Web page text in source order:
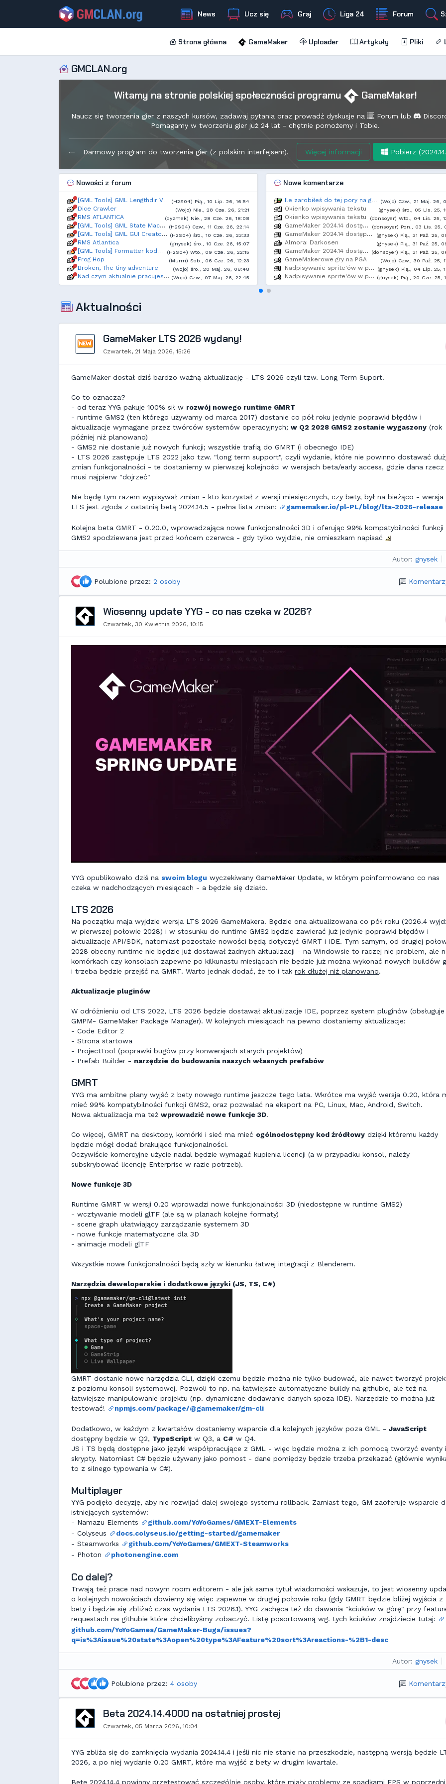
News Ucz się Graj Liga 24 Forum
Strona główna GameMaker Uploader Artykuły Pliki
GMCLAN.org
Witamy na stronie polskiej społeczności programu GameMaker!
Naucz się tworzenia gier z naszych kursów, zadawaj pytania oraz prowadź dyskusje na Forum lub
Pomagamy w tworzeniu gier już 24 lat - chętnie pomożemy i Tobie.
Darmowy program do tworzenia gier (z polskim interfejsem). Więcej informacji Pobierz
Nowości z forum
[GML Tools] GML Lengthdir Visualizer, open source (H2S04) Pią., 10 Lip. 26, 16:54
Dice Crawler (Wojo) Nie., 28 Cze. 26, 21:21
RMS ATLANTICA (dyzmek) Nie., 28 Cze. 26, 18:08
[GML Tools] GML State Machine [open source] (H2S04) Czw., 11 Cze. 26, 22:14
[GML Tools] GML GUI Creator, open source (H2S04) śro., 10 Cze. 26, 23:33
RMS Atlantica (gnysek) śro., 10 Cze. 26, 15:07
[GML Tools] Formatter kodu GML - styl Allman, open source (H2S04) Wto., 09 Cze. 26, 22:15
Frog Hop (Murrri) Sob., 06 Cze. 26, 12:23
Broken, The tiny adventure (Wojo) śro., 20 Maj. 26, 08:48
Nad czym aktualnie pracujesz? (Wojo) Czw., 07 Maj. 26, 22:45
Nowe komentarze
Ile zarobiłeś do tej pory na grach stworzonych w GM? (Wojo) Czw., 21 Maj. 26,
Okienko wpisywania tekstu (gnysek) śro., 05 Lis. 25,
Okienko wpisywania tekstu (donsoyer) Wto., 04 Lis. 25,
GameMaker 2024.14 dostępny! (donsoyer) Pon., 03 Lis. 25,
GameMaker 2024.14 dostępny! (gnysek) Pią., 31 Paź. 25,
Almora: Darkosen (gnysek) Pią., 31 Paź. 25,
GameMaker 2024.14 dostępny! (donsoyer) Pią., 31 Paź. 25,
GameMakerowe gry na PGA (Wojo) Czw., 30 Paź. 25,
Nadpisywanie sprite'ów w piątej becie 2024.14 (gnysek) Pią., 04 Lip. 25,
Nadpisywanie sprite'ów w piątej becie 2024.14 (gnysek) Pią., 20 Cze. 25,
Aktualności
GameMaker LTS 2026 wydany!
Czwartek, 21 Maja 2026, 15:26
GameMaker dostał dziś bardzo ważną aktualizację - LTS 2026 czyli tzw. Long Term Suport.
Co to oznacza?
- od teraz YYG pakuje 100% sił w rozwój nowego runtime GMRT
- runtime GMS2 (ten którego używamy od marca 2017) dostanie co pół roku jedynie poprawki błędów i
aktualizacje wymagane przez twórców systemów operacyjnych; w Q2 2028 GMS2 zostanie wygaszony (rok
później niż planowano)
- GMS2 nie dostanie już nowych funkcji; wszystkie trafią do GMRT (i obecnego IDE)
- LTS 2026 zastępuje LTS 2022 jako tzw. "long term support", czyli wydanie, które nie powinno dostawać
zmian funkcjonalności - te dostaniemy w pierwszej kolejności w wersjach beta/early access, gdzie dana rzecz
musi najpierw "dojrzeć"
Nie będę tym razem wypisywał zmian - kto korzystał z wersji miesięcznych, czy bety, był na bieżąco - wersja
LTS jest zgoda z ostatnią betą 2024.14.5 - pełna lista zmian:
gamemaker.io/pl-PL/blog/lts-2026-release
Kolejna beta GMRT - 0.20.0, wprowadzająca nowe funkcjonalności 3D i oferując 99% kompatybilności funkcji
GMS2 spodziewana jest przed końcem czerwca - gdy tylko wyjdzie, nie omieszkam napisać
Autor: gnysek
Polubione przez: 2 osoby
Wiosenny update YYG - co nas czeka w 2026?
Czwartek, 30 Kwietnia 2026, 10:15
YYG opublikowało dziś na swoim blogu wyczekiwany GameMaker Update, w którym poinformowano co nas
czeka w nadchodzących miesiącach - a będzie się działo.
LTS 2026
Na początku maja wyjdzie wersja LTS 2026 GameMakera. Będzie ona aktualizowana co pół roku (2026.4
w pierwszej połowie 2028) i w stosunku do runtime GMS2 będzie zawierać już jedynie poprawki błędów i
aktualizacje API/SDK, natomiast pozostałe nowości będą dotyczyć GMRT i IDE. Tym samym, od drugiej
2028 obecny runtime nie będzie już dostawał żadnych aktualizacji - na Windowsie to raczej nie problem, ale
komórkach czy konsolach zapewne po kilkunastu miesiącach nie będzie już można wykonać nowych buildów
i trzeba będzie przejść na GMRT. Warto jednak dodać, że to i tak rok dłużej niż planowano.
Aktualizacje pluginów
W odróżnieniu od LTS 2022, LTS 2026 będzie dostawał aktualizacje IDE, poprzez system pluginów (obsługuje
GMPM- GameMaker Package Manager). W kolejnych miesiącach na pewno dostaniemy aktualizacje:
- Code Editor 2
- Strona startowa
- ProjectTool (poprawki bugów przy konwersjach starych projektów)
- Prefab Builder - narzędzie do budowania naszych własnych prefabów
GMRT
YYG ma ambitne plany wyjść z bety nowego runtime jeszcze tego lata. Wkrótce ma wyjść wersja 0.20, która
mieć 99% kompatybilności funkcji GMS2, oraz pozwalać na eksport na PC, Linux, Mac, Android, Switch.
Nowa aktualizacja ma też wprowadzić nowe funkcje 3D.
Co więcej, GMRT na desktopy, komórki i sieć ma mieć ogólnodostępny kod źródłowy dzięki któremu każdy
będzie mógł dodać brakujące funkcjonalności.
Oczywiście komercyjne użycie nadal będzie wymagać kupienia licencji (a w przypadku konsol, należy
subskrybować licencję Enterprise w razie potrzeb).
Nowe funkcje 3D
Runtime GMRT w wersji 0.20 wprowadzi nowe funkcjonalności 3D (niedostępne w runtime GMS2)
- wcztywanie modeli glTF (ale są w planach kolejne formaty)
- scene graph ułatwiający zarządzanie systemem 3D
- nowe funkcje matematyczne dla 3D
- animacje modeli glTF
Wszystkie nowe funkcjonalności będą szły w kierunku łatwej integracji z Blenderem.
Narzędzia deweloperskie i dodatkowe języki (JS, TS, C#)
GMRT dostanie nowe narzędzia CLI, dzięki czemu będzie można nie tylko budować, ale nawet tworzyć
z poziomu konsoli systemowej. Pozwoli to np. na łatwiejsze automatyczne buildy na githubie, ale też na
łatwiejsze manipulowanie projektu (np. dynamiczne dodawanie danych spoza IDE). Narzędzie to można już
testować!
npmjs.com/package/@gamemaker/gm-cli
Dodatkowo, w każdym z kwartałów dostaniemy wsparcie dla kolejnych języków poza GML - JavaScript
dostępny będzie w Q2, TypeScript w Q3, a C# w Q4.
JS i TS będą dostępne jako języki współpracujące z GML - więc będzie można z ich pomocą tworzyć eventy i
skrypty. Natomiast C# będzie używany jako pomost - dane pomiędzy będzie trzeba przekazać (głównie
to z silnego typowania w C#).
Multiplayer
YYG podjęło decyzję, aby nie rozwijać dalej swojego systemu rollback. Zamiast tego, GM zaoferuje wsparcie
istniejących systemów:
- Namazu Elements
github.com/YoYoGames/GMEXT-Elements
- Colyseus
docs.colyseus.io/getting-started/gamemaker
- Steamworks
github.com/YoYoGames/GMEXT-Steamworks
- Photon
photonengine.com
Co dalej?
Trwają też prace nad nowym room editorem - ale jak sama tytuł wiadomości wskazuje, to jest wiosenny
o kolejnych nowościach dowiemy się więc zapewne w drugiej połowie roku (gdy GMRT będzie bliżej wyjścia z
bety i będzie się zbliżać czas wydania LTS 2026.1). YYG zachęca też do dawania "kciuków w górę" przy
requestach na githubie które chcielibyśmy zobaczyć. Listę posortowaną wg. tych kciuków znajdziecie tutaj:
github.com/YoYoGames/GameMaker-Bugs/issues?
q=is%3Aissue%20state%3Aopen%20type%3AFeature%20sort%3Areactions-%2B1-desc
Autor: gnysek
Polubione przez: 4 osoby
Beta 2024.14.4000 na ostatniej prostej
Czwartek, 05 Marca 2026, 10:04
YYG zbliża się do zamknięcia wydania 2024.14.4 i jeśli nic nie stanie na przeszkodzie, następną wersją będzie
2026, a po niej wydanie 0.20 GMRT, które ma wyjść z bety w drugim kwartale.
Betę 2024.14.4 powinny przetestować szczególnie osoby, które miały problemy ze spadkami FPS w